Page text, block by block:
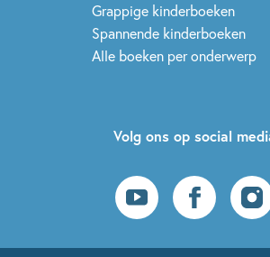
Grappige kinderboeken
Spannende kinderboeken
Alle boeken per onderwerp
Volg ons op social